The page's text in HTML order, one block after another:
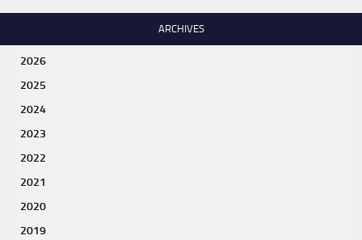
ARCHIVES
2026
2025
2024
2023
2022
2021
2020
2019